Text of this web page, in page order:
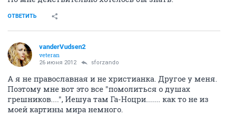
ОТВЕТИТЬ
vanderVudsen2
veteran
26 июня 2012 sforzando
А я не православная и не христианка. Другое у меня.
Поэтому мне вот это все "помолиться о душах
грешников....", Иешуа там Га-Ноцри....... как то не из
моей картины мира немного.